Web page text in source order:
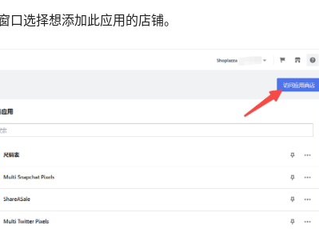
选择想添加此应用的店铺。